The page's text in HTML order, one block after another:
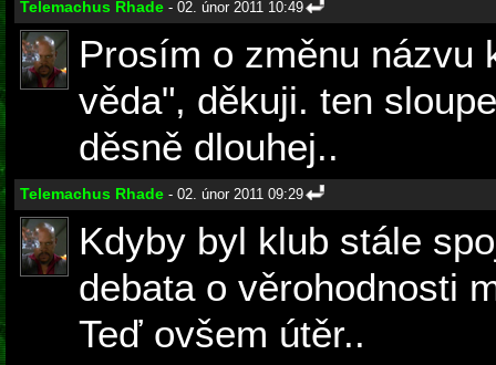
Telemachus Rhade - 02. únor 2011 10:49
Prosím o změnu názvu
věda", děkuji. ten
děsně dlouhej..
Telemachus Rhade - 02. únor 2011 09:29
Kdyby byl klub stále
debata o věrohodnosti
Teď ovšem útěr..